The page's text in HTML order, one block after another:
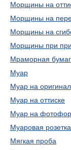
Морщины на
Морщины на
Морщины на
Морщины при
Мраморная
Муар
Муар на
Муар на оттиске
Муар на
Муаровая
Мягкая проба